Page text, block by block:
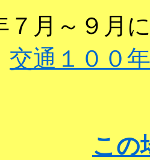
７月～９月
交通１００
この